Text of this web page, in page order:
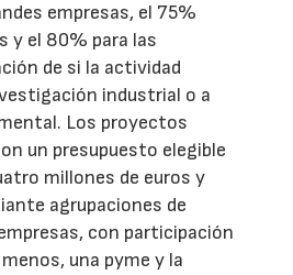
empresas, el 75%
y el 80% para las
de si la actividad
industrial o a
Los proyectos
un presupuesto elegible
millones de euros y
agrupaciones de
con participación
una pyme y la